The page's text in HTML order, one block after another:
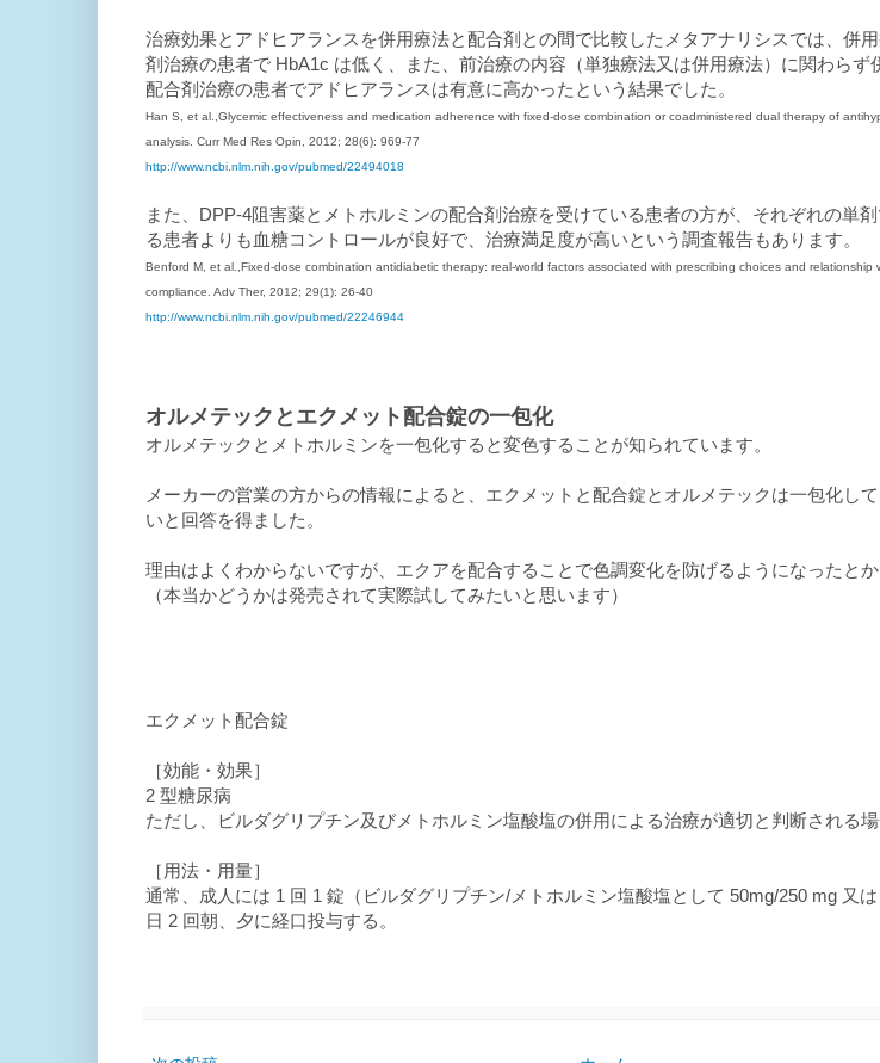
治療効果とアドヒアランスを併用療法と配合剤との間で比較したメタアナリシスでは、併
剤治療の患者で HbA1c は低く、また、前治療の内容（単独療法又は併用療法）に関わらず
配合剤治療の患者でアドヒアランスは有意に高かったという結果でした。
Han S, et al.,Glycemic effectiveness and medication adherence with fixed-dose combination or coadministered dual therapy of
analysis. Curr Med Res Opin, 2012; 28(6): 969-77
http://www.ncbi.nlm.nih.gov/pubmed/22494018
また、DPP-4阻害薬とメトホルミンの配合剤治療を受けている患者の方が、それぞれの単
る患者よりも血糖コントロールが良好で、治療満足度が高いという調査報告もあります。
Benford M, et al.,Fixed-dose combination antidiabetic therapy: real-world factors associated with prescribing choices and relationship
compliance. Adv Ther, 2012; 29(1): 26-40
http://www.ncbi.nlm.nih.gov/pubmed/22246944
オルメテックとエクメット配合錠の一包化
オルメテックとメトホルミンを一包化すると変色することが知られています。
メーカーの営業の方からの情報によると、エクメットと配合錠とオルメテックは一包化し
いと回答を得ました。
理由はよくわからないですが、エクアを配合することで色調変化を防げるようになったとか
（本当かどうかは発売されて実際試してみたいと思います）
エクメット配合錠
［効能・効果］
2 型糖尿病
ただし、ビルダグリプチン及びメトホルミン塩酸塩の併用による治療が適切と判断される場
［用法・用量］
通常、成人には 1 回 1 錠（ビルダグリプチン/メトホルミン塩酸塩として 50mg/250 mg 又
日 2 回朝、夕に経口投与する。